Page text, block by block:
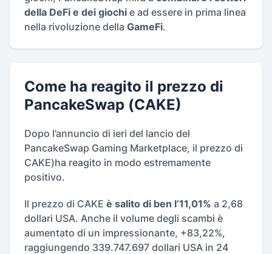
della DeFi e dei giochi e ad essere in prima linea
nella rivoluzione della GameFi.
Come ha reagito il prezzo di
PancakeSwap (CAKE)
Dopo l’annuncio di ieri del lancio del
PancakeSwap Gaming Marketplace, il prezzo di
CAKE)ha reagito in modo estremamente
positivo.
Il prezzo di CAKE è salito di ben l’11,01% a 2,68
dollari USA. Anche il volume degli scambi è
aumentato di un impressionante, +83,22%,
raggiungendo 339.747.697 dollari USA in 24